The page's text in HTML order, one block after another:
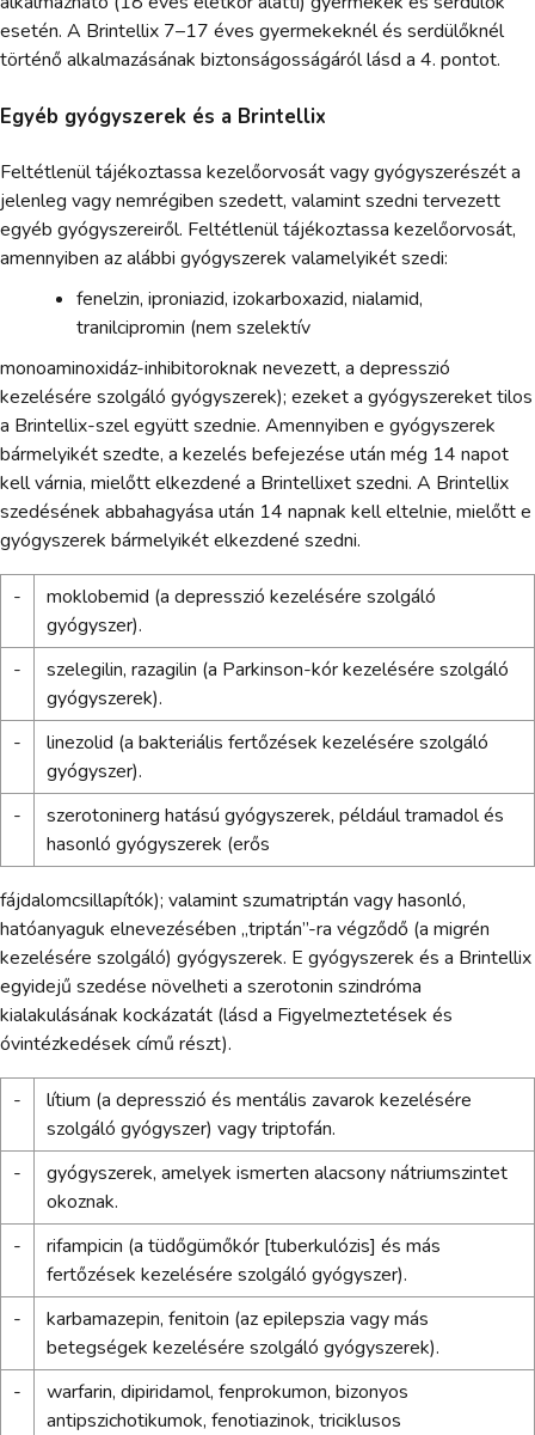
esetén. A Brintellix 7–17 éves gyermekeknél és serdülőknél
történő alkalmazásának biztonságosságáról lásd a 4. pontot.
Egyéb gyógyszerek és a Brintellix
Feltétlenül tájékoztassa kezelőorvosát vagy gyógyszerészét a
jelenleg vagy nemrégiben szedett, valamint szedni tervezett
egyéb gyógyszereiről. Feltétlenül tájékoztassa kezelőorvosát,
amennyiben az alábbi gyógyszerek valamelyikét szedi:
fenelzin, iproniazid, izokarboxazid, nialamid,
tranilcipromin (nem szelektív
monoaminoxidáz-inhibitoroknak nevezett, a depresszió
kezelésére szolgáló gyógyszerek); ezeket a gyógyszereket tilos
a Brintellix-szel együtt szednie. Amennyiben e gyógyszerek
bármelyikét szedte, a kezelés befejezése után még 14 napot
kell várnia, mielőtt elkezdené a Brintellixet szedni. A Brintellix
szedésének abbahagyása után 14 napnak kell eltelnie, mielőtt e
gyógyszerek bármelyikét elkezdené szedni.
-
moklobemid (a depresszió kezelésére szolgáló
gyógyszer).
-
szelegilin, razagilin (a Parkinson-kór kezelésére szolgáló
gyógyszerek).
-
linezolid (a bakteriális fertőzések kezelésére szolgáló
gyógyszer).
-
szerotoninerg hatású gyógyszerek, például tramadol és
hasonló gyógyszerek (erős
fájdalomcsillapítók); valamint szumatriptán vagy hasonló,
hatóanyaguk elnevezésében „triptán”-ra végződő (a migrén
kezelésére szolgáló) gyógyszerek. E gyógyszerek és a Brintellix
egyidejű szedése növelheti a szerotonin szindróma
kialakulásának kockázatát (lásd a Figyelmeztetések és
óvintézkedések című részt).
-
lítium (a depresszió és mentális zavarok kezelésére
szolgáló gyógyszer) vagy triptofán.
-
gyógyszerek, amelyek ismerten alacsony nátriumszintet
okoznak.
-
rifampicin (a tüdőgümőkór [tuberkulózis] és más
fertőzések kezelésére szolgáló gyógyszer).
-
karbamazepin, fenitoin (az epilepszia vagy más
betegségek kezelésére szolgáló gyógyszerek).
-
warfarin, dipiridamol, fenprokumon, bizonyos
antipszichotikumok, fenotiazinok, triciklusos